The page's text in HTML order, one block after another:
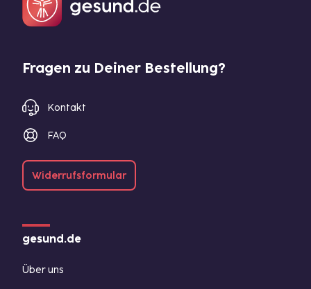
Fragen zu Deiner Bestellung?
Kontakt
FAQ
Widerrufsformular
gesund.de
Über uns